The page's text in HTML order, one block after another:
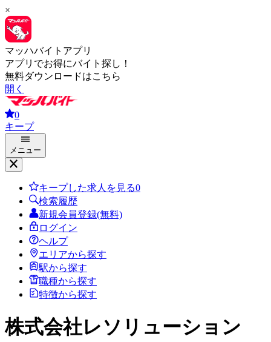
×
マッハバイトアプリ
アプリでお得にバイト探し！
無料ダウンロードはこちら
開く
0
キープ
メニュー
キープした求人を見る0
検索履歴
新規会員登録(無料)
ログイン
ヘルプ
エリアから探す
駅から探す
職種から探す
特徴から探す
株式会社レソリューション